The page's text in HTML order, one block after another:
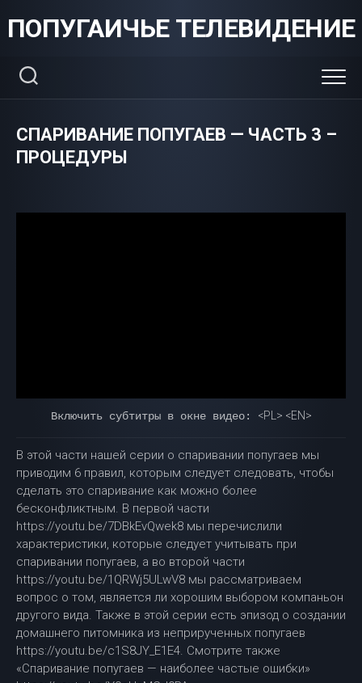
ПОПУГАИЧЬЕ ТЕЛЕВИДЕНИЕ
СПАРИВАНИЕ ПОПУГАЕВ — ЧАСТЬ 3 –
ПРОЦЕДУРЫ
Включить субтитры в окне видео: <PL> <EN>
В этой части нашей серии о спаривании попугаев мы
приводим 6 правил, которым следует следовать, чтобы
сделать это спаривание как можно более
бесконфликтным. В первой части
https://youtu.be/7DBkEvQwek8 мы перечислили
характеристики, которые следует учитывать при
спаривании попугаев, а во второй части
https://youtu.be/1QRWj5ULwV8 мы рассматриваем
вопрос о том, является ли хорошим выбором компаньон
другого вида. Также в этой серии есть эпизод о создании
домашнего питомника из неприрученных попугаев
https://youtu.be/c1S8JY_E1E4. Смотрите также
«Спаривание попугаев — наиболее частые ошибки»